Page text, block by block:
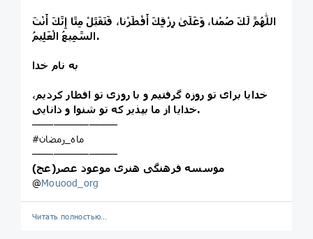
اللّٰهُمَّ لَكَ صُمْنا، وَعَلَىٰ رِزْقِكَ أَفْطَرْنا، فَتَقَبَّلْ مِنَّا إِنَّكَ أَنْتَ
السَّمِيعُ الْعَلِيمُ.
به نام خدا
خدایا برای تو روزه گرفتیم و با روزی تو افطار کردیم،
خدایا از ما بپذیر که تو شنوا و دانایی.
────────────
#ماه_رمضان
────────────
موسسه فرهنگی هنری موعود عصر(عج)
@Mouood_org
Читать полностью…